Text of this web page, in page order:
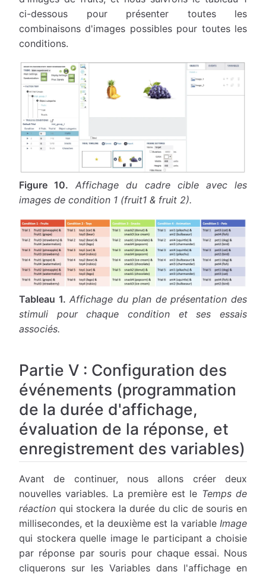
ci-dessous pour présenter toutes les
combinaisons d'images possibles pour toutes les
conditions.
Figure 10.
Affichage du cadre cible avec les
images de condition 1 (fruit1 & fruit 2).
Tableau 1. Affichage du plan de présentation des
stimuli pour chaque condition et ses essais
associés.
Partie V : Configuration des
événements (programmation
de la durée d'affichage,
évaluation de la réponse, et
enregistrement des variables)
Avant de continuer, nous allons créer deux
nouvelles variables. La première est le Temps de
réaction qui stockera la durée du clic de souris en
millisecondes, et la deuxième est la variable Image
qui stockera quelle image le participant a choisie
par réponse par souris pour chaque essai. Nous
cliquerons sur les Variables dans l'affichage en